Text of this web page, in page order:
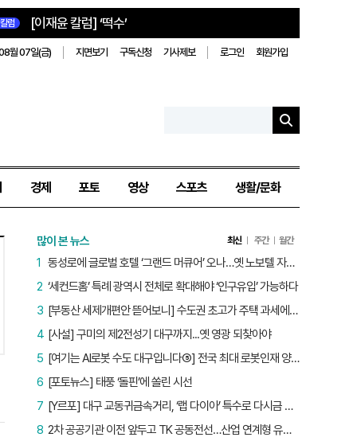
칼럼 [이재윤 칼럼] ‘떡수’
월 07일(금) 지면보기 구독신청 기사제보 로그인 회원가입
경제 포토 영상 스포츠 생활/문화
많이 본 뉴스 최신 주간 월간
동성로에 글로벌 호텔 ‘그랜드 머큐어’ 오나…옛 노보텔 자리 사무실 개설
1
‘세컨드홈’ 특례 광역시 전체로 확대해야 ‘인구유입’ 가능하다
2
[부동산 세제개편안 뜯어보니] 수도권 초고가 주택 과세에만 초점…침체된 지방 부동산 대책은 없다
3
[사설] 구미의 제2전성기 대구까지...옛 영광 되찾아야
4
[여기는 AI로봇 수도 대구입니다⑤] 전국 최대 로봇인재 양성소…“대구산업 맞춤형 교육과정 만들자”
5
[포토뉴스] 태풍 ‘돌핀’에 쏠린 시선
6
[Y르포] 대구 교동귀금속거리, ‘랩 다이아’ 특수로 다시금 활기…“반짝 인기 의존 않는 지속 가능 성장 동력 마련해야”
7
2차 공공기관 이전 앞두고 TK 공동전선…산업 연계형 유치 승부수
8